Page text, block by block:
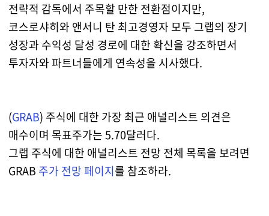
전략적 감독에서 주목할 만한 전환점이지만,
코스로샤히와 앤서니 탄 최고경영자 모두 그랩의 장기
성장과 수익성 달성 경로에 대한 확신을 강조하면서
투자자와 파트너들에게 연속성을 시사했다.
(GRAB) 주식에 대한 가장 최근 애널리스트 의견은
매수이며 목표주가는 5.70달러다.
그랩 주식에 대한 애널리스트 전망 전체 목록을 보려면
GRAB 주가 전망 페이지를 참조하라.